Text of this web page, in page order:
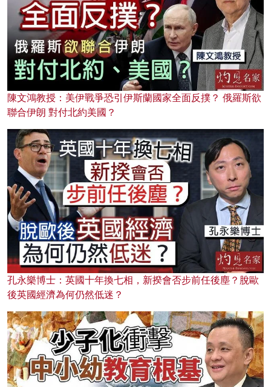
陳文鴻教授：美伊戰爭恐引伊斯蘭國家全面反撲？ 俄羅斯欲
聯合伊朗 對付北約美國？
孔永樂博士：英國十年換七相，新揆會否步前任後塵？脫歐
後英國經濟為何仍然低迷？